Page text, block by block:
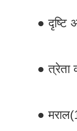
● दृष्टि
● त्रेता
●